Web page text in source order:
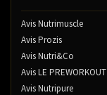
Avis Nutrimuscle
Avis Prozis
Avis Nutri&Co
Avis LE PREWORKOUT
Avis Nutripure